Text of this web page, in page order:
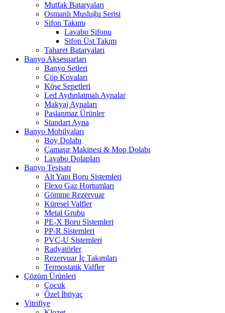
Mutfak Bataryaları
Osmanlı Musluğu Serisi
Sifon Takımı
Lavabo Sifonu
Sifon Üst Takım
Taharet Bataryaları
Banyo Aksesuarları
Banyo Setleri
Çöp Kovaları
Köşe Sepetleri
Led Aydınlatmalı Aynalar
Makyaj Aynaları
Paslanmaz Ürünler
Standart Ayna
Banyo Mobilyaları
Boy Dolabı
Çamaşır Makinesi & Mop Dolabı
Lavabo Dolapları
Banyo Tesisatı
Alt Yapı Boru Sistemleri
Flexo Gaz Hortumları
Gömme Rezervuar
Küresel Valfler
Metal Grubu
PE-X Boru Sistemleri
PP-R Sistemleri
PVC-U Sistemleri
Radyatörler
Rezervuar İç Takımları
Termostatik Valfler
Çözüm Ürünleri
Çocuk
Özel İhtiyaç
Vitrifiye